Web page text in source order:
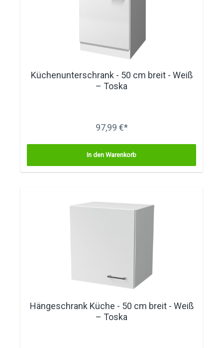
Küchenunterschrank - 50 cm breit - Weiß
– Toska
97,99 €*
In den Warenkorb
Hängeschrank Küche - 50 cm breit - Weiß
– Toska